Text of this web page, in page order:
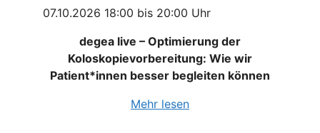
07.10.2026 18:00 bis 20:00 Uhr
degea live – Optimierung der
Koloskopievorbereitung: Wie wir
Patient*innen besser begleiten können
Mehr lesen